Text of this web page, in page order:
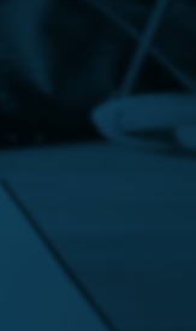
de veteranos
laboral